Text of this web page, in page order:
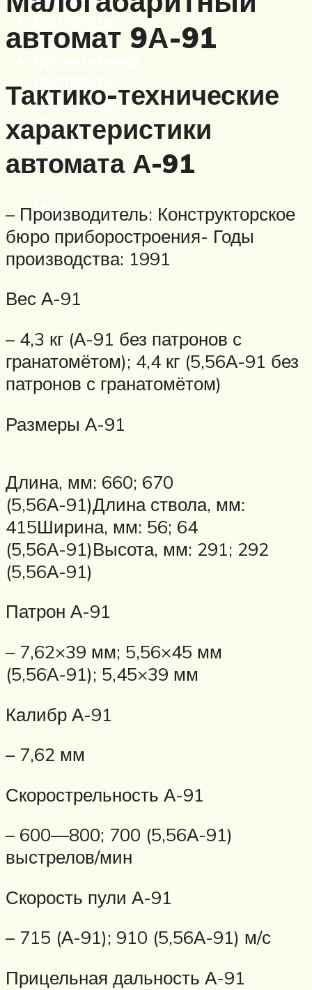
Корабли
Автоматы
Пулеметы
Винтовки
Ружья
Меню
автомат 9А-91
Тактико-технические
характеристики
автомата А-91
– Производитель: Конструкторское
бюро приборостроения- Годы
производства: 1991
Вес А-91
– 4,3 кг (А-91 без патронов с
гранатомётом); 4,4 кг (5,56А-91 без
патронов с гранатомётом)
Размеры А-91
Длина, мм: 660; 670
(5,56А-91)Длина ствола, мм:
415Ширина, мм: 56; 64
(5,56А-91)Высота, мм: 291; 292
(5,56А-91)
Патрон А-91
– 7,62×39 мм; 5,56×45 мм
(5,56А-91); 5,45×39 мм
Калибр А-91
– 7,62 мм
Скорострельность А-91
– 600—800; 700 (5,56А-91)
выстрелов/мин
Скорость пули А-91
– 715 (А-91); 910 (5,56А-91) м/с
Прицельная дальность А-91